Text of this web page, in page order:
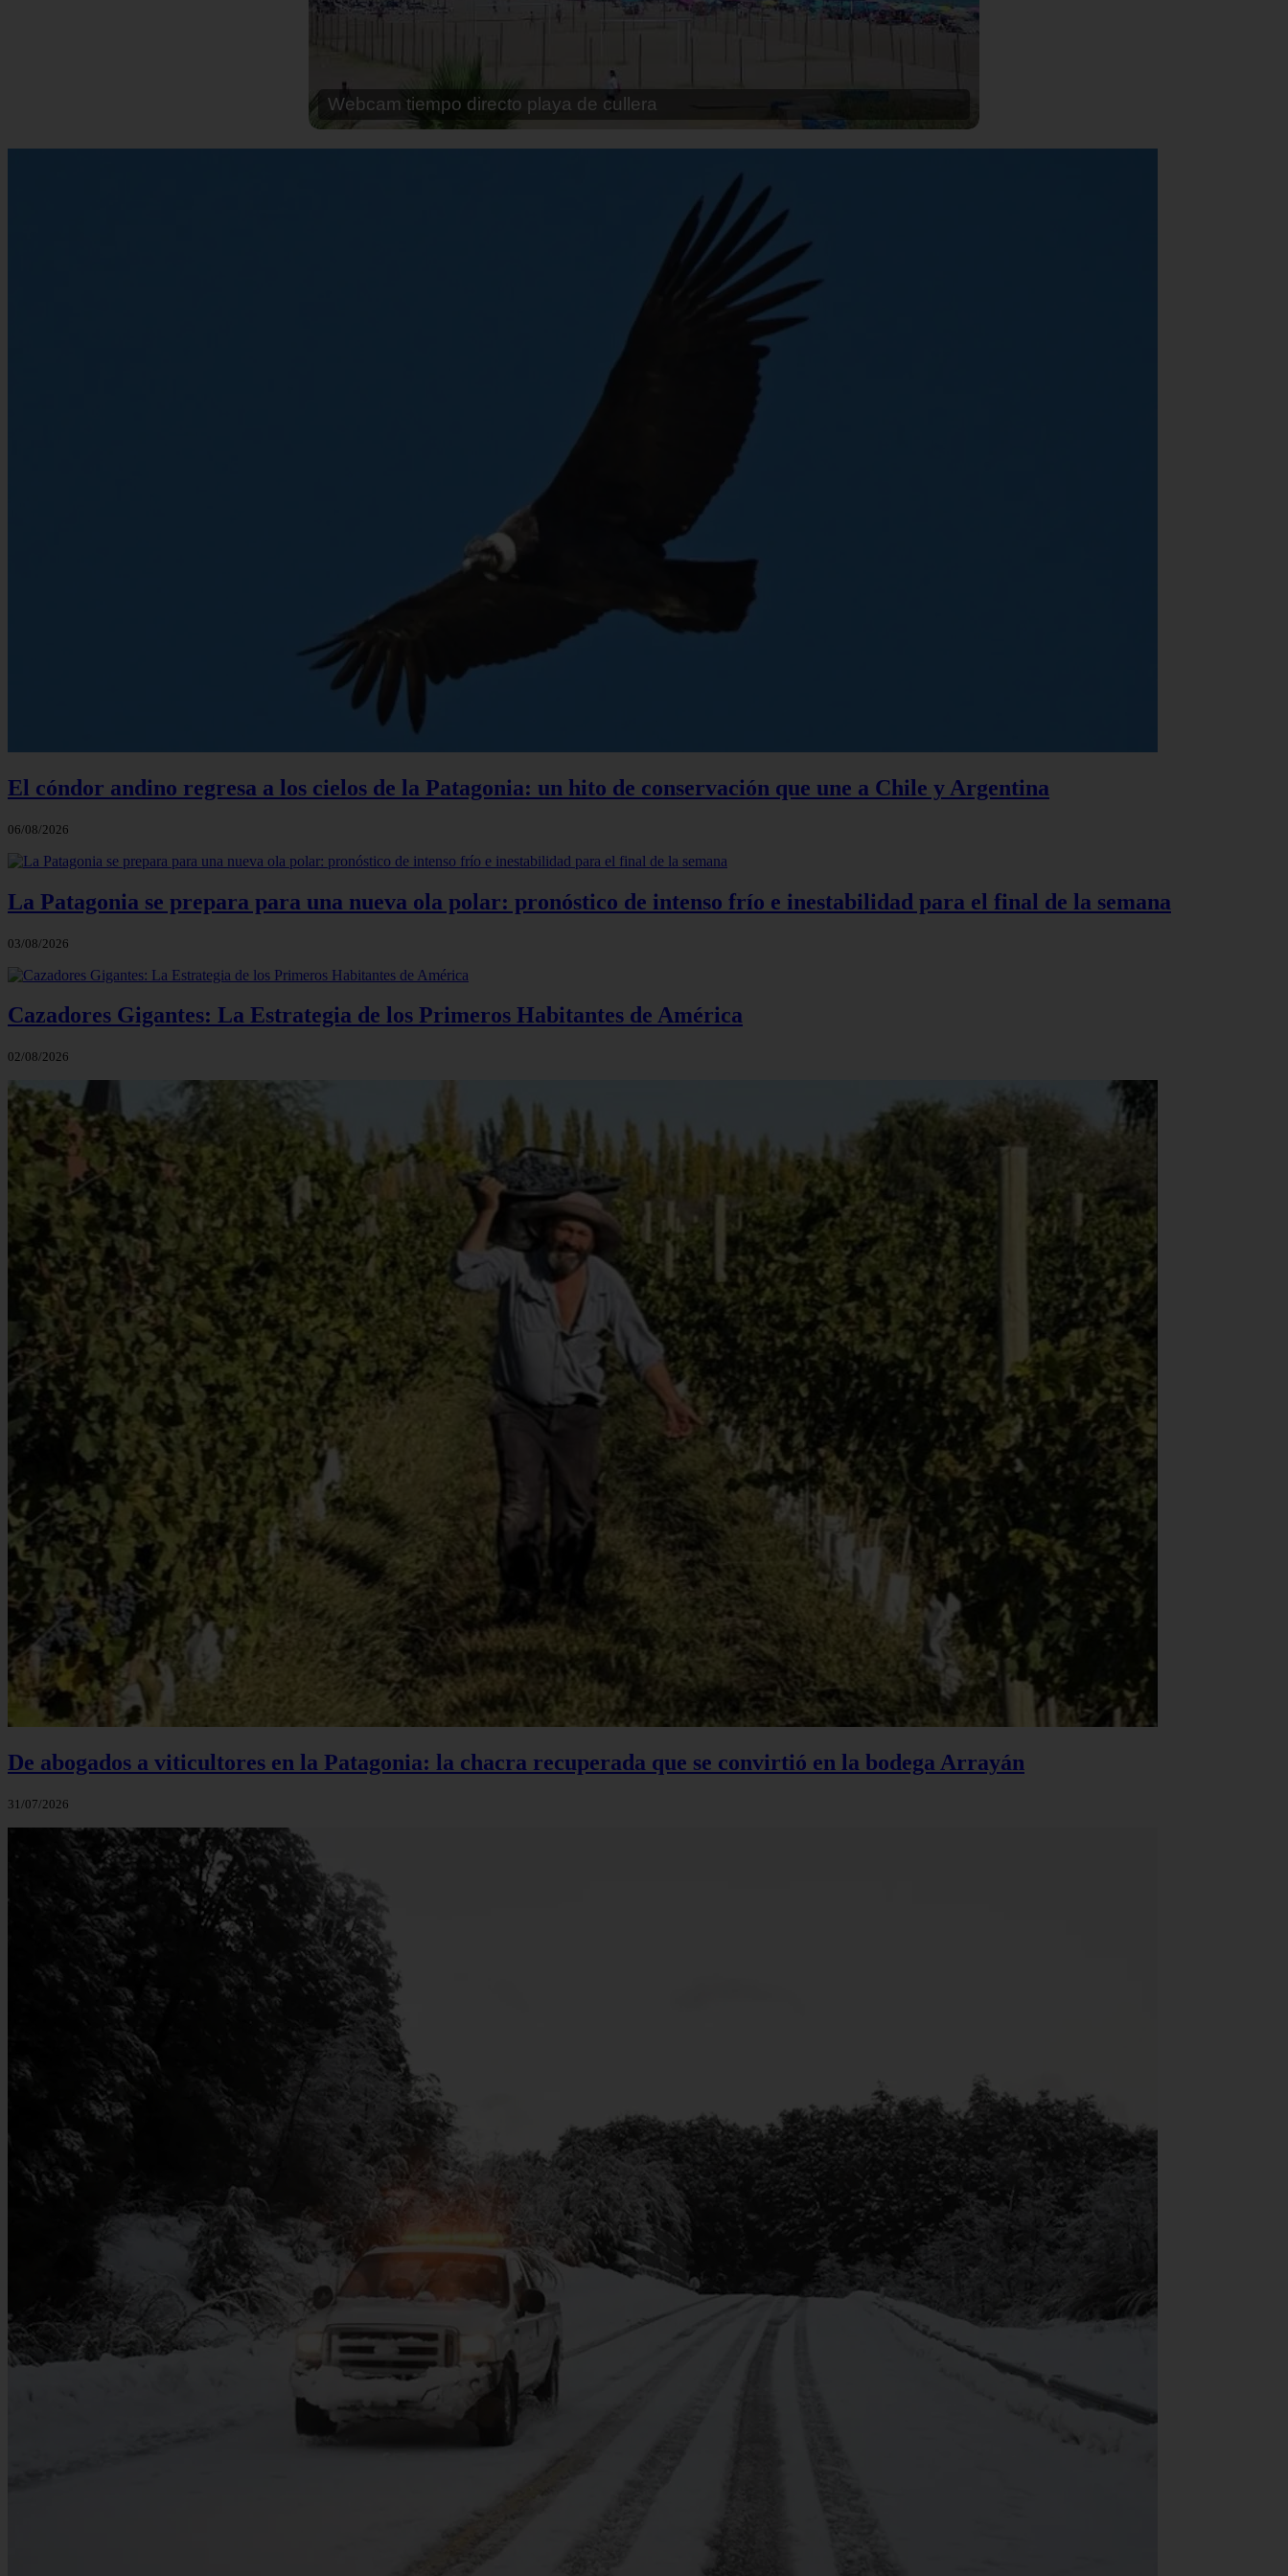
Webcam calpe playa fossa
El cóndor andino regresa a los cielos de la Patagonia: un hito de conservación que une a Chile y Argentina
06/08/2026
La Patagonia se prepara para una nueva ola polar: pronóstico de intenso frío e inestabilidad para el final de la semana
03/08/2026
Cazadores Gigantes: La Estrategia de los Primeros Habitantes de América
02/08/2026
De abogados a viticultores en la Patagonia: la chacra recuperada que se convirtió en la bodega Arrayán
31/07/2026